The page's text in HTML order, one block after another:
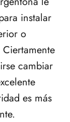
instalar
o
cambiar
es más